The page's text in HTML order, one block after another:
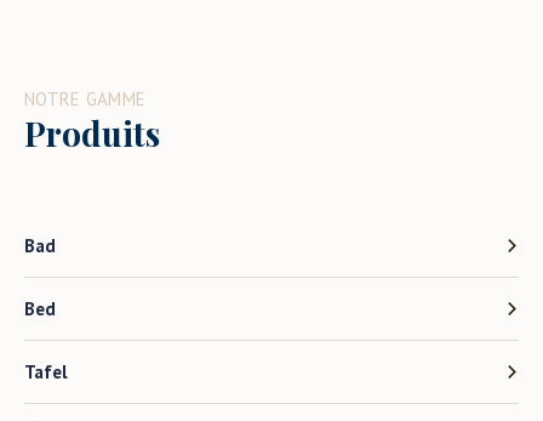
Contact
PROFESSIONAL
NOTRE GAMME
Produits
Bad
Bed
Tafel